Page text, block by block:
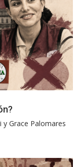
y Grace Palomares